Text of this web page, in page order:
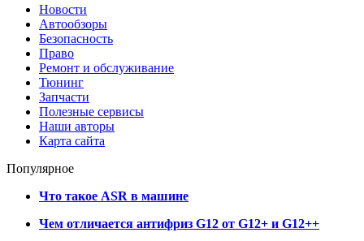
Новости
Автообзоры
Безопасность
Право
Ремонт и обслуживание
Тюнинг
Запчасти
Полезные сервисы
Наши авторы
Карта сайта
Популярное
Что такое ASR в машине
Чем отличается антифриз G12 от G12+ и G12++